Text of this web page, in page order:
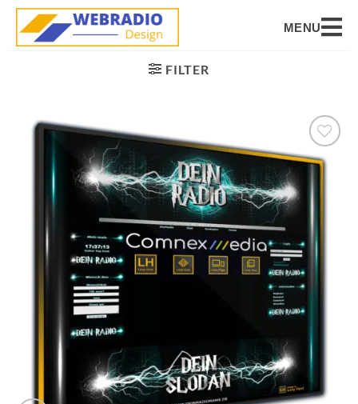
MENU
FILTER
Auf die
Wunschliste
setzen